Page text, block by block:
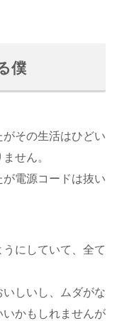
僕
その生活はひどい
せん。
電源コードは抜い
にしていて、全て
しいし、ムダがな
かもしれませんが